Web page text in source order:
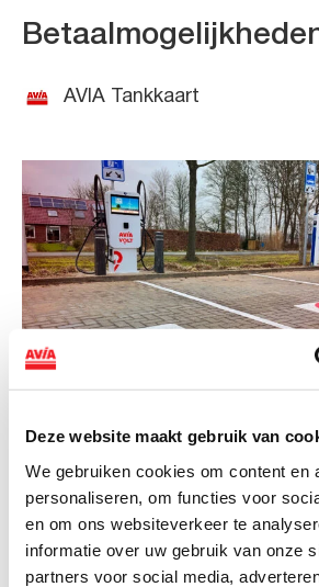
Deze website maakt gebruik van
We gebruiken cookies om content en
personaliseren, om functies voor
en om ons websiteverkeer te
informatie over uw gebruik van onze
partners voor social media,
AVIA Tankkaart
NIEUWS
AVIA VOLT en Fletcher
landelijke uitrol van DC-
snellaadinfrastructuur